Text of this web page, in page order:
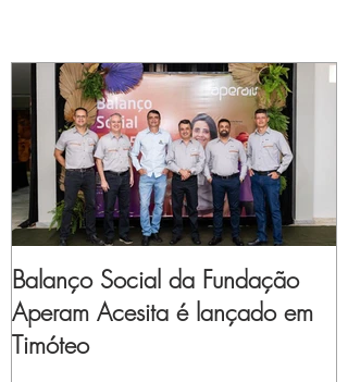
Balanço Social da Fundação
Aperam Acesita é lançado em
Timóteo